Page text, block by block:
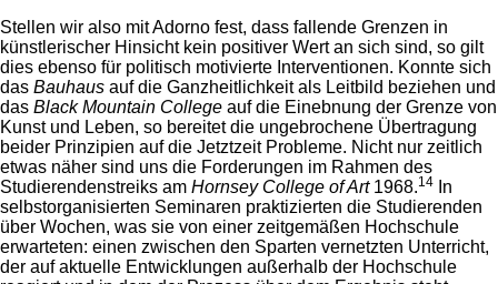
Stellen wir also mit Adorno fest, dass fallende Grenzen in
künstlerischer Hinsicht kein positiver Wert an sich sind, so gilt
dies ebenso für politisch motivierte Interventionen. Konnte sich
das Bauhaus auf die Ganzheitlichkeit als Leitbild beziehen und
das Black Mountain College auf die Einebnung der Grenze von
Kunst und Leben, so bereitet die ungebrochene Übertragung
beider Prinzipien auf die Jetztzeit Probleme. Nicht nur zeitlich
etwas näher sind uns die Forderungen im Rahmen des
Studierendenstreiks am Hornsey College of Art1968.14
In
selbstorganisierten Seminaren praktizierten die Studierenden
über Wochen, was sie von einer zeitgemäßen Hochschule
erwarteten: einen zwischen den Sparten vernetzten Unterricht,
der auf aktuelle Entwicklungen außerhalb der Hochschule